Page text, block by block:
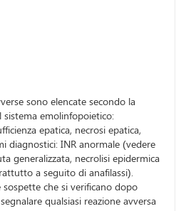
sono elencate secondo la
sistema emolinfopoietico:
epatica, necrosi epatica,
diagnostici: INR anormale (vedere
generalizzata, necrolisi epidermica
a seguito di anafilassi).
sospette che si verificano dopo
qualsiasi reazione avversa